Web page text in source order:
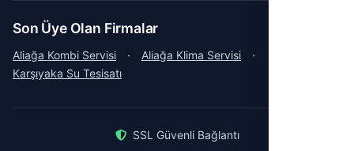
Son Üye Olan Firmalar
Aliağa Kombi Servisi · Aliağa Klima Servisi
·
Karşıyaka Su Tesisatı
SSL Güvenli Bağlantı